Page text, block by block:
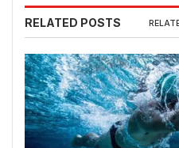
RELATED POSTS